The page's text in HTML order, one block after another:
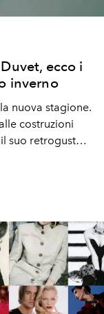
ecco i
inverno
nuova stagione.
costruzioni
suo retrogusto